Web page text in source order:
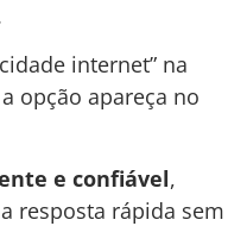
internet” na
opção apareça no
e confiável,
resposta rápida sem